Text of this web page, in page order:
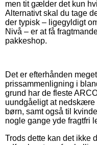
men tit gælder det kun
Alternativt skal du tage
der typisk – ligegyldigt
Nivå – er at få
pakkeshop.
Det er efterhånden
prissammenligning i
grund har de fleste
uundgåeligt at nedskære
børn, samt også til
nogle gange yde fragtfri
Trods dette kan det ikke